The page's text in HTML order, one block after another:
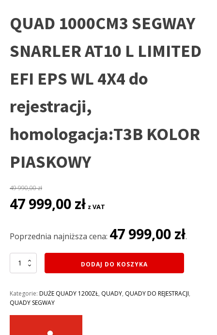
QUAD 1000CM3 SEGWAY
SNARLER AT10 L LIMITED
EFI EPS WL 4X4 do
rejestracji,
homologacja:T3B KOLOR
PIASKOWY
49 990,00zł
Pierwotna
cena
49
47 999,00 zł cena
47
z VAT
Poprzednia najniższa cena: 47 999,00 zł.
ilość
QUAD
SNARLER
AT10
L
DODAJ DO KOSZYKA
Kategorie: DUŻE QUADY 1200ZŁ, QUADY, QUADY DO REJESTRACJI,
QUADY SEGWAY